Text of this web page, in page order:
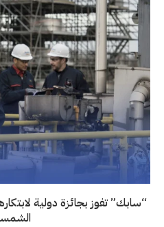
“سابك” تفوز بجائزة دولية